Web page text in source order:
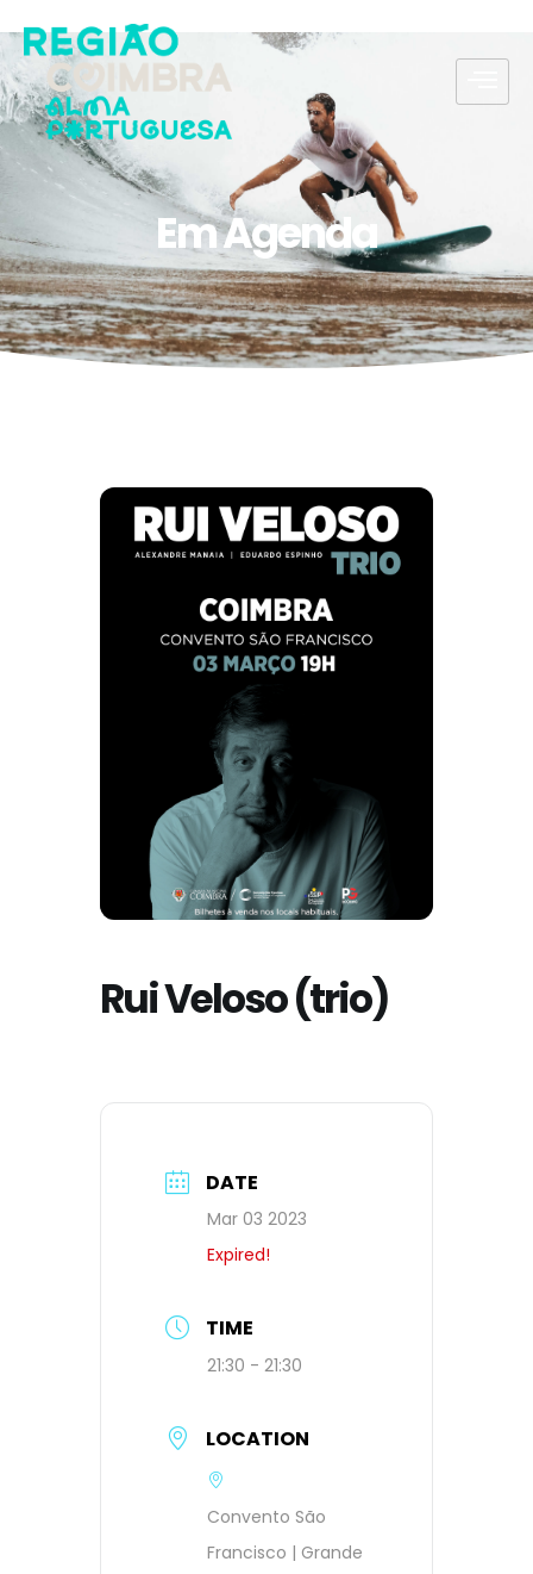
Em Agenda
Rui Veloso (trio)
DATE
Mar 03 2023
Expired!
TIME
21:30 - 21:30
LOCATION
Convento São
Francisco | Grande